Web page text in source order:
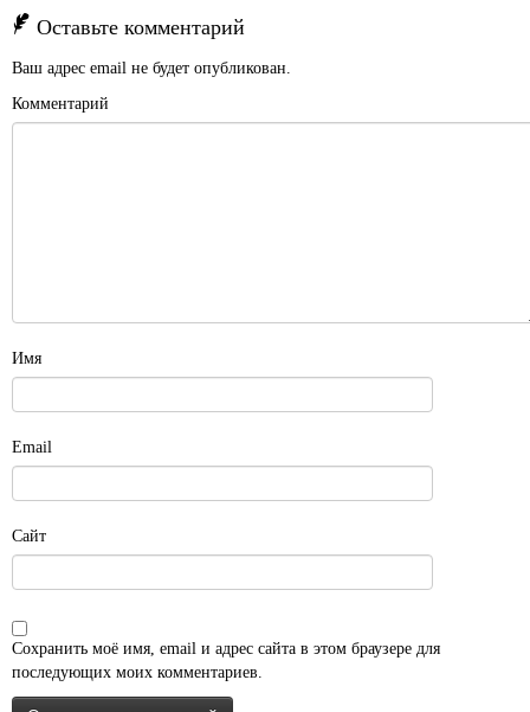
Оставьте комментарий
Ваш адрес email не будет опубликован.
Комментарий
Имя
Email
Сайт
Сохранить моё имя, email и адрес сайта в этом браузере для
последующих моих комментариев.